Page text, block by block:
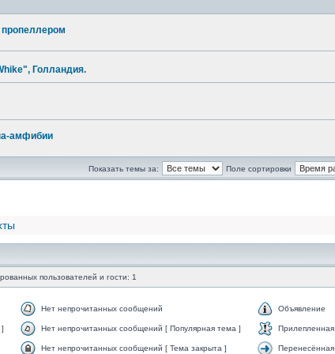
Голландия.
амфибии
Показать темы за: Поле сортировки
пользователей и гости: 1
Нет непрочитанных сообщений Объявление
Нет непрочитанных сообщений [ Популярная тема ] Прилепленная
Нет непрочитанных сообщений [ Тема закрыта ] Перенесённая